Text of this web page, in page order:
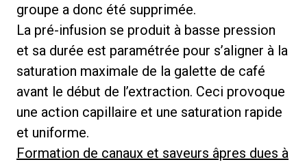
groupe a donc été supprimée.
La pré-infusion se produit à basse pression
et sa durée est paramétrée pour s’aligner à la
saturation maximale de la galette de café
avant le début de l’extraction. Ceci provoque
une action capillaire et une saturation rapide
et uniforme.
Formation de canaux et saveurs âpres dues à